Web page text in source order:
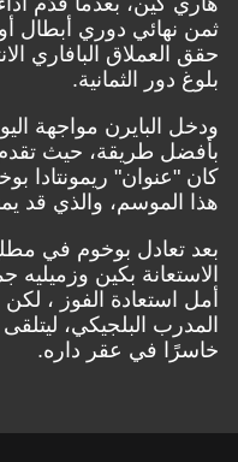
ثمن نهائي دوري أبطال
حقق العملاق البافاري
بلوغ دور الثمانية.
ودخل البايرن مواجهة
بأفضل طريقة، حيث
كان "عنوان" ريمونتادا
هذا الموسم، والذي قد
بعد تعادل بوخوم في
الاستعانة بكين وزميليه
أمل استعادة الفوز ،
المدرب البلجيكي،
خاسرًا في عقر داره.